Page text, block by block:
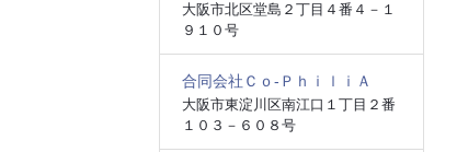
大阪市北区堂島２丁目４番４－１
９１０号
合同会社Ｃｏ‐ＰｈｉｌｉＡ
大阪市東淀川区南江口１丁目２番
１０３－６０８号